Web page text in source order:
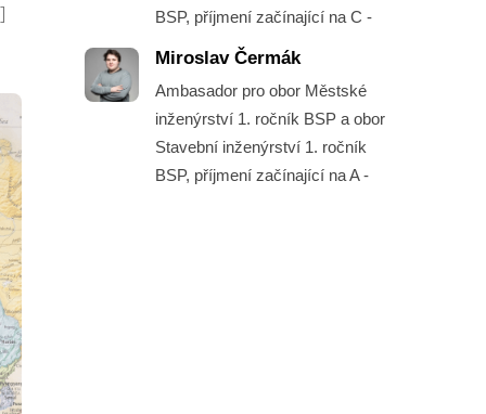
BSP, příjmení začínající na C -
Miroslav Čermák
Ambasador pro obor Městské
inženýrství 1. ročník BSP a obor
Stavební inženýrství 1. ročník
BSP, příjmení začínající na A -